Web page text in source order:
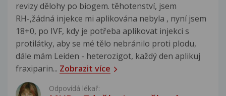
revizy dělohy po biogem. těhotenství, jsem
RH-,žádná injekce mi aplikována nebyla , nyní jsem
18+0, po IVF, kdy je potřeba aplikovat injekci s
protilátky, aby se mé tělo nebránilo proti plodu,
dále mám Leiden - heterozigot, každý den aplikuj
fraxiparin... Zobrazit více
Odpovídá lékař: